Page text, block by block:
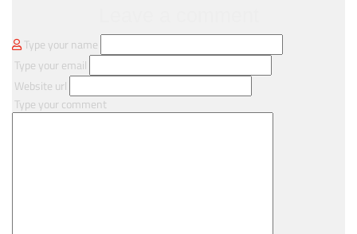
Type your name
Type your email
Website url
Type your comment